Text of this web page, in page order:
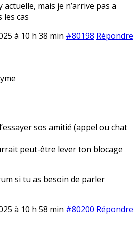
actuelle, mais je n’arrive pas a
les cas
à 10 h 38 min #80198 Répondre
sos amitié (appel ou chat
peut-être lever ton blocage
si tu as besoin de parler
à 10 h 58 min #80200 Répondre